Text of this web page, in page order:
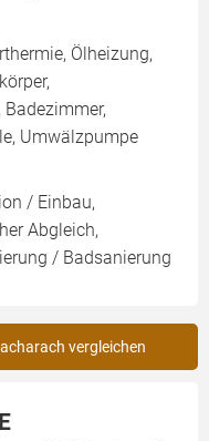
Ölheizung,
Umwälzpumpe
/ Einbau,
Abgleich,
/ Badsanierung
vergleichen